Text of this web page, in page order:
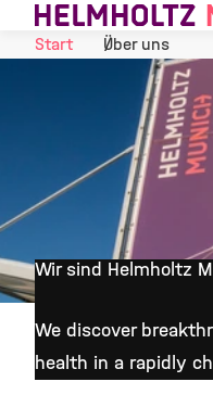
Skip to Content
Start
Über uns
Wir sind Helmholtz
We discover
health in a rapidly